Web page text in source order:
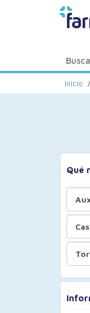
Inicio /
Qué